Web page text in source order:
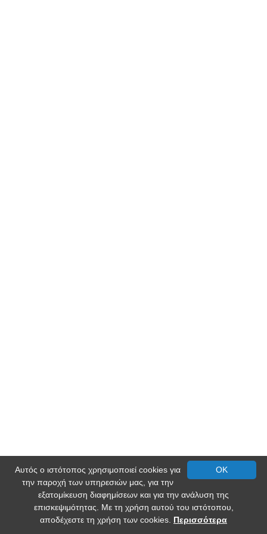
OK
Αυτός ο ιστότοπος χρησιμοποιεί cookies για
την παροχή των υπηρεσιών μας, για την
εξατομίκευση διαφημίσεων και για την ανάλυση της
επισκεψιμότητας. Με τη χρήση αυτού του ιστότοπου,
αποδέχεστε τη χρήση των cookies. Περισσότερα